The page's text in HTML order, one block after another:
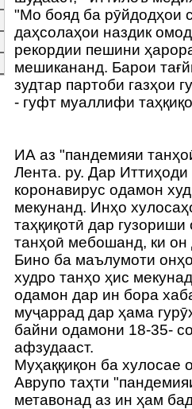
"Мо бояд ба рӯйдодҳои
даҳсолаҳои наздик
рекордии пешини
мешикананд. Барои
зудтар партоби газҳои
- гуфт муаллифи
ИА аз "пандемияи
Лента. ру. Дар
коронавирус одамон
мекунанд. Инҳо
таҳқиқотӣ дар
танҳоӣ мебошанд, ки
Бино ба маълумоти
худро танҳо ҳис
одамон дар ин бора
муҷаррад дар ҳама
байни одамони 18-35-
афзудааст.
Муҳаққиқон ба хулосае
Аврупо таҳти
метавонад аз ин ҳам